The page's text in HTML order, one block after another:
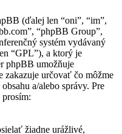
(ďalej len “oni”, “im”,
“phpBB Group”,
systém vydávaný
“GPL”), a ktorý je
phpBB umožňuje
zakazuje určovať čo môžme
a/alebo správy. Pre
žiadne urážlivé,